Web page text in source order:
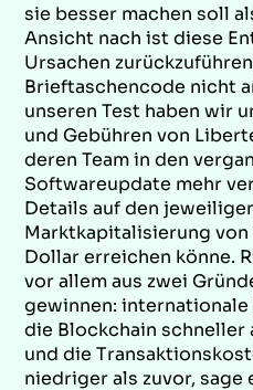
sie besser machen soll
Ansicht nach ist diese
Ursachen
Brieftaschencode nicht
unseren Test haben wir
und Gebühren von
deren Team in den
Softwareupdate mehr
Details auf den
Marktkapitalisierung
Dollar erreichen könne.
vor allem aus zwei
gewinnen:
die Blockchain
und die
niedriger als zuvor, sage